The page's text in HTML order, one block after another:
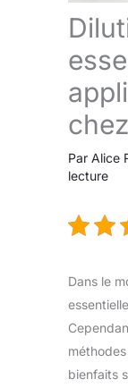
Par Alice
lecture
Dans le
bienfaits